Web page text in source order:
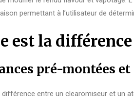
permettant à l’utilisateur de
est la
pré-montées
différence entre un clearomiseur et un